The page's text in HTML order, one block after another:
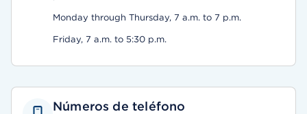
Monday through Thursday, 7 a.m. to 7 p.m.
Friday, 7 a.m. to 5:30 p.m.
Números de teléfono